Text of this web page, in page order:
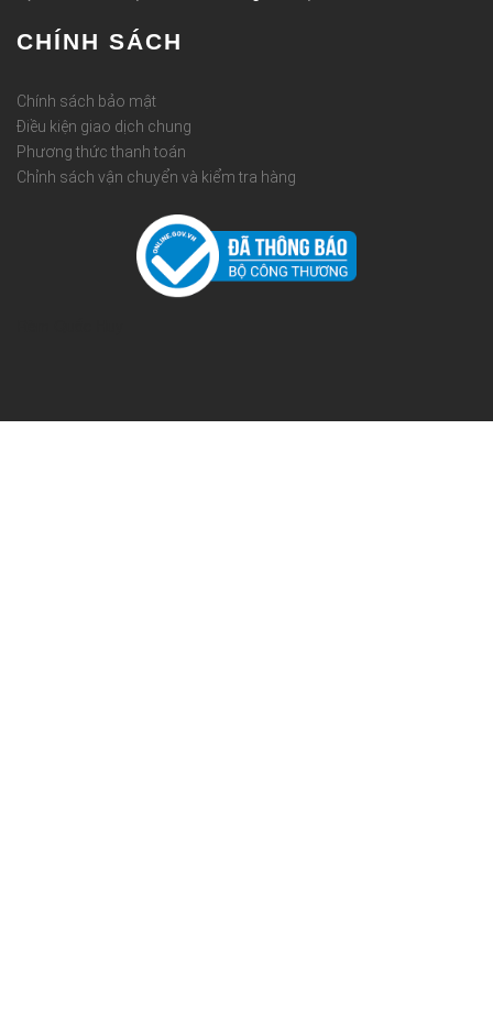
CHÍNH SÁCH
Chính sách bảo mật
Điều kiện giao dịch chung
Phương thức thanh toán
Chỉnh sách vận chuyển và kiểm tra hàng